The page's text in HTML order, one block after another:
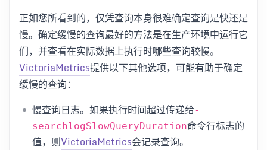
正如您所看到的，仅凭查询本身很难确定查询是快还是
慢。确定缓慢的查询最好的方法是在生产环境中运行它
们，并查看在实际数据上执行时哪些查询较慢。
VictoriaMetrics提供以下其他选项，可能有助于确定
缓慢的查询：
慢查询日志。如果执行时间超过传递给-
searchlogSlowQueryDuration命令行标志的
值，则VictoriaMetrics会记录查询。